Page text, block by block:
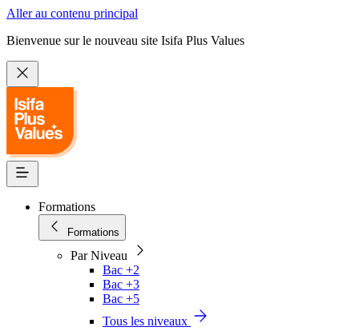
Aller au contenu principal
Bienvenue sur le nouveau site Isifa Plus Values
Formations
Formations
Par Niveau
Bac +2
Bac +3
Bac +5
Tous les niveaux